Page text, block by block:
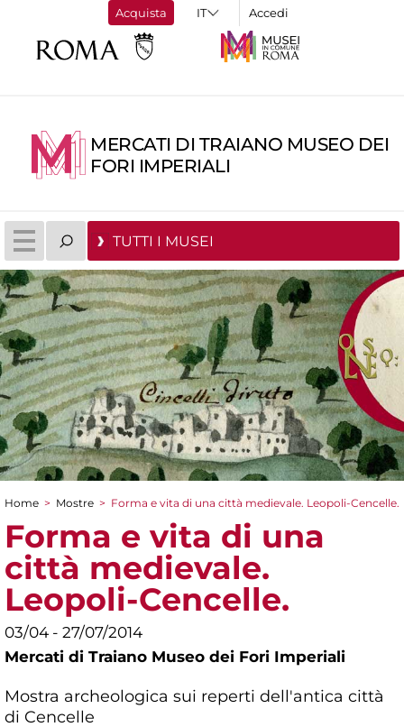
Acquista Accedi
MERCATI DI TRAIANO MUSEO DEI
FORI IMPERIALI
TUTTI I MUSEI
Tu sei qui
Home > Mostre > Forma e vita di una città medievale. Leopoli-Cencelle.
Forma e vita di una
città medievale.
Leopoli-Cencelle.
03/04 - 27/07/2014
Mercati di Traiano Museo dei Fori Imperiali
Mostra archeologica sui reperti dell'antica città
di Cencelle